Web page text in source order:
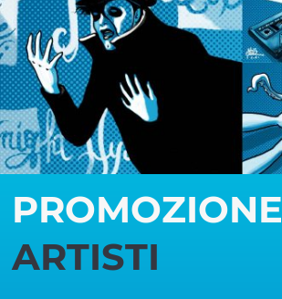
PROMOZIONE
ARTISTI